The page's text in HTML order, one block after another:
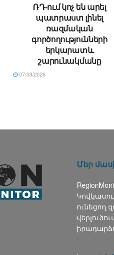
ՌԴ-ում կոչ են արել
պատրաստ լինել
ռազմական
գործողությունների
երկարատև
շարունակմանը
07/08/2026
Մեր
ունեցող